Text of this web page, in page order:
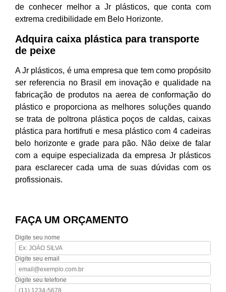
de conhecer melhor a Jr plásticos, que conta com
extrema credibilidade em Belo Horizonte.
Adquira caixa plástica para transporte
de peixe
A Jr plásticos, é uma empresa que tem como propósito
ser referencia no Brasil em inovação e qualidade na
fabricação de produtos na aerea de conformação do
plástico e proporciona as melhores soluções quando
se trata de poltrona plástica poços de caldas, caixas
plástica para hortifruti e mesa plástico com 4 cadeiras
belo horizonte e grade para pão. Não deixe de falar
com a equipe especializada da empresa Jr plásticos
para esclarecer cada uma de suas dúvidas com os
profissionais.
FAÇA UM ORÇAMENTO
Digite seu nome
Digite seu email
Digite seu telefone